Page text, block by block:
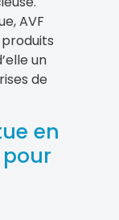
AVF
un
de
en